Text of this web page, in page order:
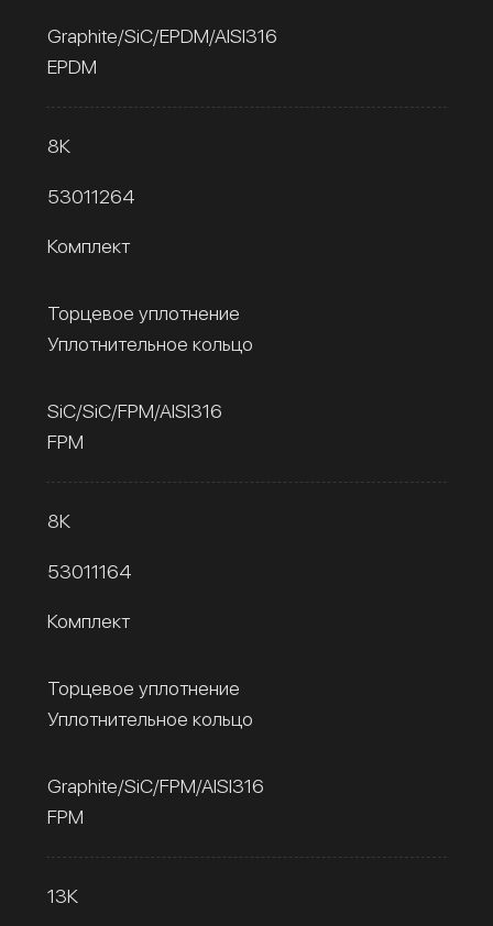
Graphite/SiC/EPDM/AISI316
EPDM
8К
53011264
Комплект
Торцевое уплотнение
Уплотнительное кольцо
SiC/SiC/FPM/AISI316
FPM
8К
53011164
Комплект
Торцевое уплотнение
Уплотнительное кольцо
Graphite/SiC/FPM/AISI316
FPM
13К